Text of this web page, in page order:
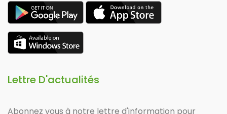
Lettre D'actualités
Abonnez vous à notre lettre d'information pour